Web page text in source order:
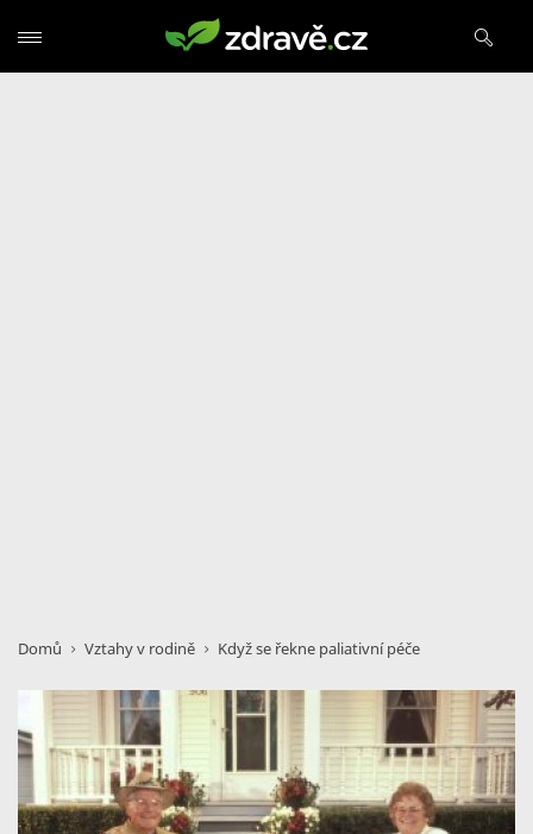
Domů Vztahy v rodině Když se řekne paliativní péče